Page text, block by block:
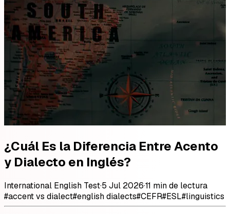
¿Cuál Es la Diferencia Entre Acento
y Dialecto en Inglés?
International English Test·5 Jul 2026·11 min de lectura
#accent vs dialect#english dialects#CEFR#ESL#linguistics